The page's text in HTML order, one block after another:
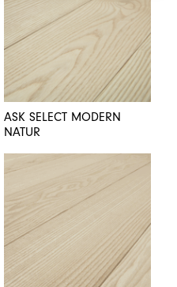
ASK SELECT MODERN
NATUR